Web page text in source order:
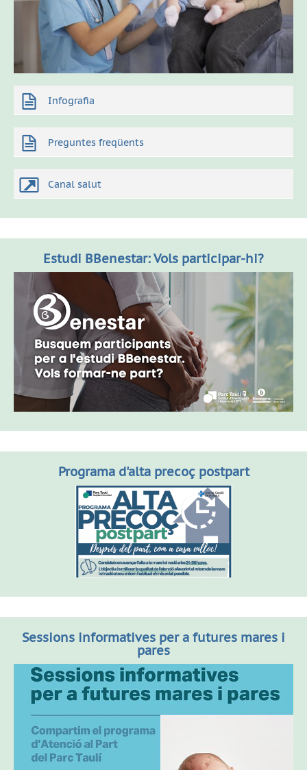
Infografia
Preguntes freqüents
Canal salut
Estudi BBenestar: Vols participar-hi?
Programa d'alta precoç postpart
Sessions informatives per a futures mares i
pares